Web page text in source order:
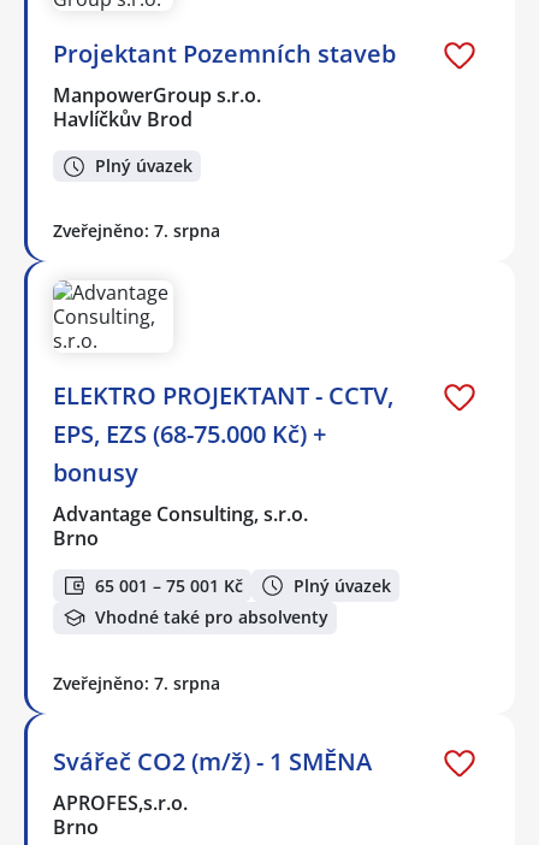
Projektant Pozemních staveb
ManpowerGroup s.r.o.
Havlíčkův Brod
Plný úvazek
Zveřejněno: 7. srpna
ELEKTRO PROJEKTANT - CCTV,
EPS, EZS (68-75.000 Kč) +
bonusy
Advantage Consulting, s.r.o.
Brno
65 001 – 75 001 Kč
Plný úvazek
Vhodné také pro absolventy
Zveřejněno: 7. srpna
Svářeč CO2 (m/ž) - 1 SMĚNA
APROFES,s.r.o.
Brno